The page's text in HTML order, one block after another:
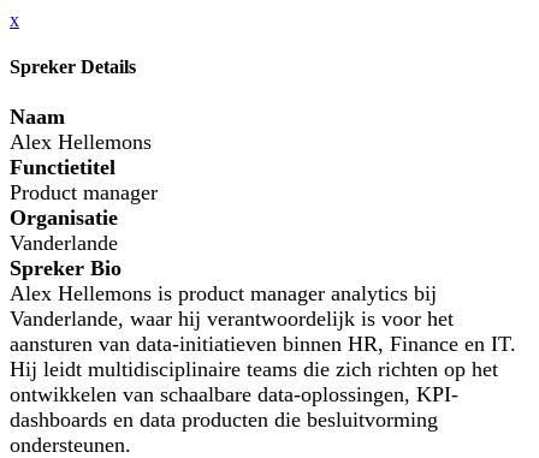
x
Spreker Details
Naam
Alex Hellemons
Functietitel
Product manager
Organisatie
Vanderlande
Spreker Bio
Alex Hellemons is product manager analytics bij
Vanderlande, waar hij verantwoordelijk is voor het
aansturen van data-initiatieven binnen HR, Finance en IT.
Hij leidt multidisciplinaire teams die zich richten op het
ontwikkelen van schaalbare data-oplossingen, KPI-
dashboards en data producten die besluitvorming
ondersteunen.